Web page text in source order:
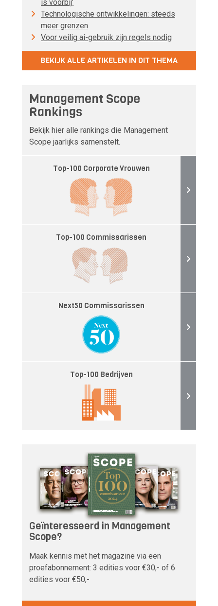
is voorbij’
Technologische ontwikkelingen: steeds
meer grenzen
Voor veilig ai-gebruik zijn regels nodig
BEKIJK ALLE ARTIKELEN IN DIT THEMA
Management Scope
Rankings
Bekijk hier alle rankings die Management
Scope jaarlijks samenstelt.
Top-100 Corporate Vrouwen
Top-100 Commissarissen
Next50 Commissarissen
Top-100 Bedrijven
Geïnteresseerd in Management
Scope?
Maak kennis met het magazine via een
proefabonnement: 3 edities voor €30,- of 6
edities voor €50,-